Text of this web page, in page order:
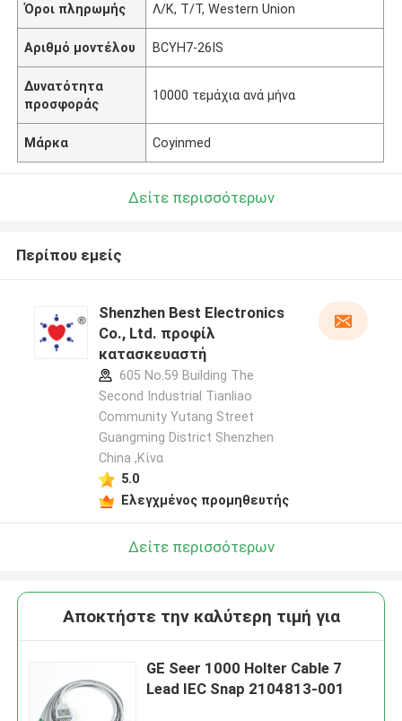
Όροι πληρωμής Λ/Κ, Τ/Τ, Western Union
Αριθμό μοντέλου BCYH7-26IS
Δυνατότητα
προσφοράς
10000 τεμάχια ανά μήνα
Μάρκα Coyinmed
Δείτε περισσότερων
Περίπου εμείς
Shenzhen Best Electronics
Co., Ltd. προφίλ
κατασκευαστή
605 No.59 Building The
Second Industrial Tianliao
Community Yutang Street
Guangming District Shenzhen
China ,Κίνα
5.0
Ελεγχμένος προμηθευτής
Δείτε περισσότερων
Αποκτήστε την καλύτερη τιμή για
GE Seer 1000 Holter Cable 7
Lead IEC Snap 2104813-001